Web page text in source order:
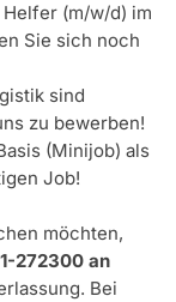
(m/w/d) im
Sie sich noch
sind
zu bewerben!
(Minijob) als
Job!
möchten,
272300 an
Bei